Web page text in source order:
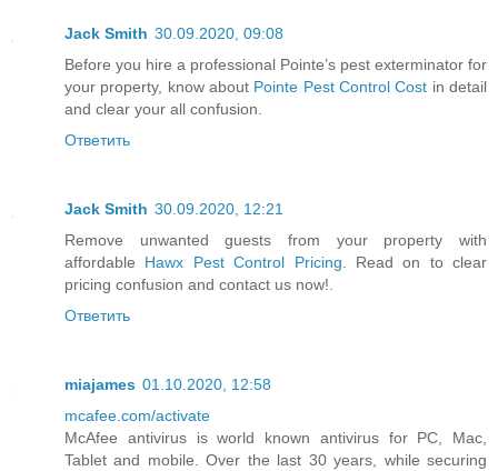
Jack Smith 30.09.2020, 09:08
Before you hire a professional Pointe’s pest exterminator for
your property, know about Pointe Pest Control Cost in detail
and clear your all confusion.
Ответить
Jack Smith 30.09.2020, 12:21
Remove unwanted guests from your property with
affordable Hawx Pest Control Pricing. Read on to clear
pricing confusion and contact us now!.
Ответить
miajames 01.10.2020, 12:58
mcafee.com/activate
McAfee antivirus is world known antivirus for PC, Mac,
Tablet and mobile. Over the last 30 years, while securing